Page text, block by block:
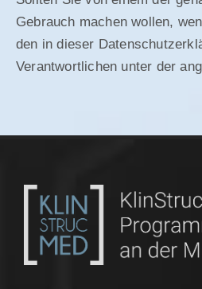
Gebrauch machen wollen,
den in dieser
Verantwortlichen unter der